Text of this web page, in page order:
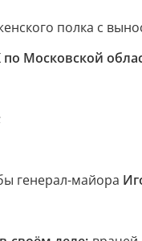
полка с
Московской
генерал-майора